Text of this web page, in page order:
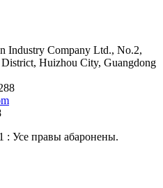
Industry Company Ltd., No.2,
Huizhou City, Guangdong
: Усе правы абаронены.